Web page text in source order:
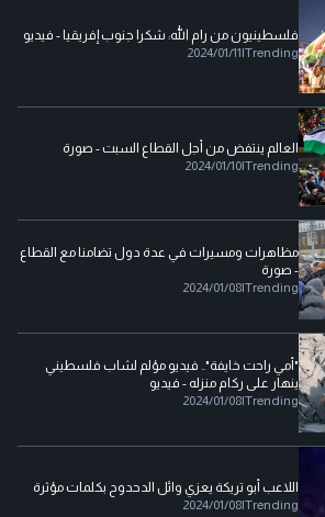
فلسطينيون من رام الله: شكرا جنوب إفريقيا - فيديو
Trending
|
2024/01/11
العالم ينتفض من أجل القطاع السبت - صورة
Trending
|
2024/01/10
مظاهرات ومسيرات في عدة دول تضامنا مع القطاع
- صورة
Trending
|
2024/01/08
"أمي راحت خايفة".. فيديو مؤلم لشاب فلسطيني
ينهار على ركام منزله - فيديو
Trending
|
2024/01/08
اللاعب أبو تريكة يعزي وائل الدحدوح بكلمات مؤثرة
Trending
|
2024/01/08